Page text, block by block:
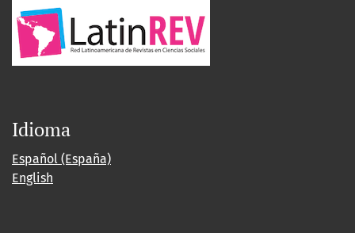
Idioma
Español (España)
English